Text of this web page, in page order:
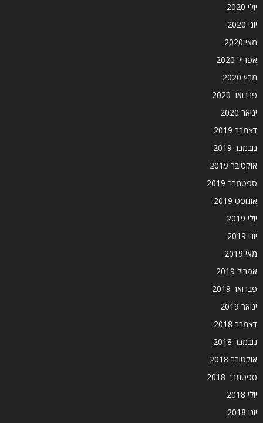
יולי 2020
יוני 2020
מאי 2020
אפריל 2020
מרץ 2020
פברואר 2020
ינואר 2020
דצמבר 2019
נובמבר 2019
אוקטובר 2019
ספטמבר 2019
אוגוסט 2019
יולי 2019
יוני 2019
מאי 2019
אפריל 2019
פברואר 2019
ינואר 2019
דצמבר 2018
נובמבר 2018
אוקטובר 2018
ספטמבר 2018
יולי 2018
יוני 2018